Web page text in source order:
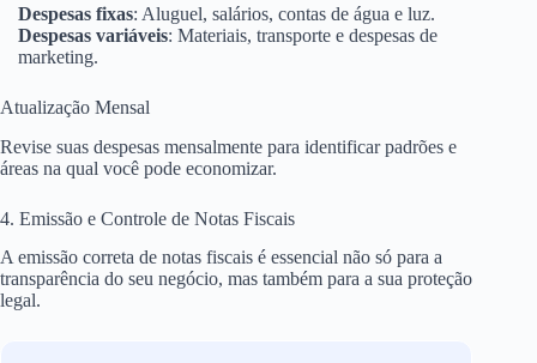
Despesas fixas: Aluguel, salários, contas de água e luz.
Despesas variáveis: Materiais, transporte e despesas de
marketing.
Atualização Mensal
Revise suas despesas mensalmente para identificar padrões e
áreas na qual você pode economizar.
4. Emissão e Controle de Notas Fiscais
A emissão correta de notas fiscais é essencial não só para a
transparência do seu negócio, mas também para a sua proteção
legal.